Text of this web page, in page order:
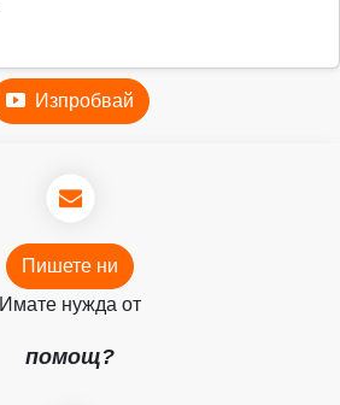
Изпробвай
Пишете ни
Имате нужда от
помощ?